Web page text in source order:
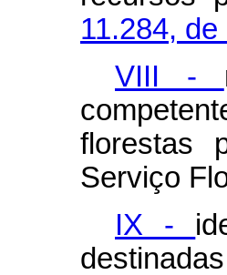
11.284, de
VIII -
florestas
Serviço
IX -